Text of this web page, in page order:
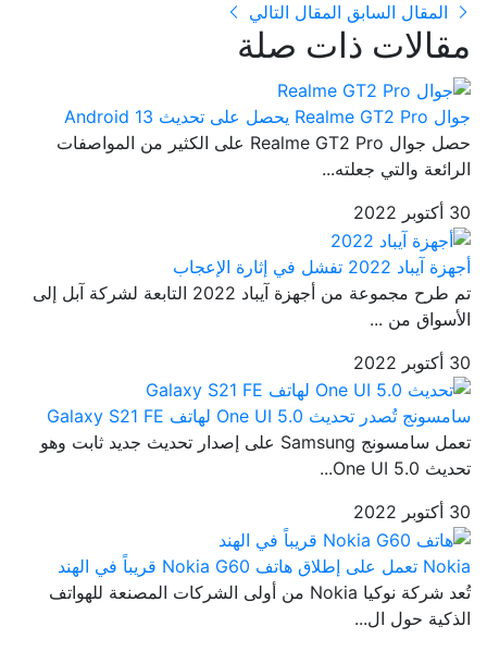
المقال السابق المقال التالي
مقالات ذات صلة
جوال Realme GT2 Pro يحصل على تحديث Android 13
حصل جوال Realme GT2 Pro على الكثير من المواصفات
الرائعة والتي جعلته...
30 أكتوبر 2022
أجهزة آيباد 2022 تفشل في إثارة الإعجاب
تم طرح مجموعة من أجهزة آيباد 2022 التابعة لشركة آبل إلى
الأسواق من ...
30 أكتوبر 2022
سامسونج تُصدر تحديث One UI 5.0 لهاتف Galaxy S21 FE
تعمل سامسونج Samsung على إصدار تحديث جديد ثابت وهو
تحديث One UI 5.0...
30 أكتوبر 2022
Nokia تعمل على إطلاق هاتف Nokia G60 قريباً في الهند
تُعد شركة نوكيا Nokia من أولى الشركات المصنعة للهواتف
الذكية حول ال...